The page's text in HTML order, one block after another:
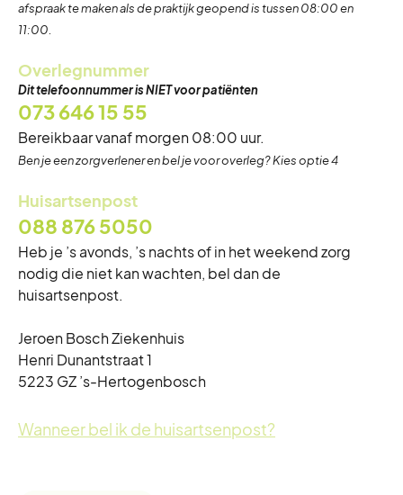
afspraak te maken als de praktijk geopend is tussen 08:00 en
11:00.
Overlegnummer
Dit telefoonnummer is NIET voor patiënten
073 646 15 55
Bereikbaar vanaf morgen 08:00 uur.
Ben je een zorgverlener en bel je voor overleg? Kies optie 4
Huisartsenpost
088 876 5050
Heb je ’s avonds, ’s nachts of in het weekend zorg
nodig die niet kan wachten, bel dan de
huisartsenpost.
Jeroen Bosch Ziekenhuis
Henri Dunantstraat 1
5223 GZ ’s-Hertogenbosch
Wanneer bel ik de huisartsenpost?